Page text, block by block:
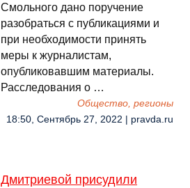
Смольного дано поручение
разобраться с публикациями и
при необходимости принять
меры к журналистам,
опубликовавшим материалы.
Расследования о …
Общество, регионы
18:50, Сентябрь 27, 2022 | pravda.ru
Дмитриевой присудили